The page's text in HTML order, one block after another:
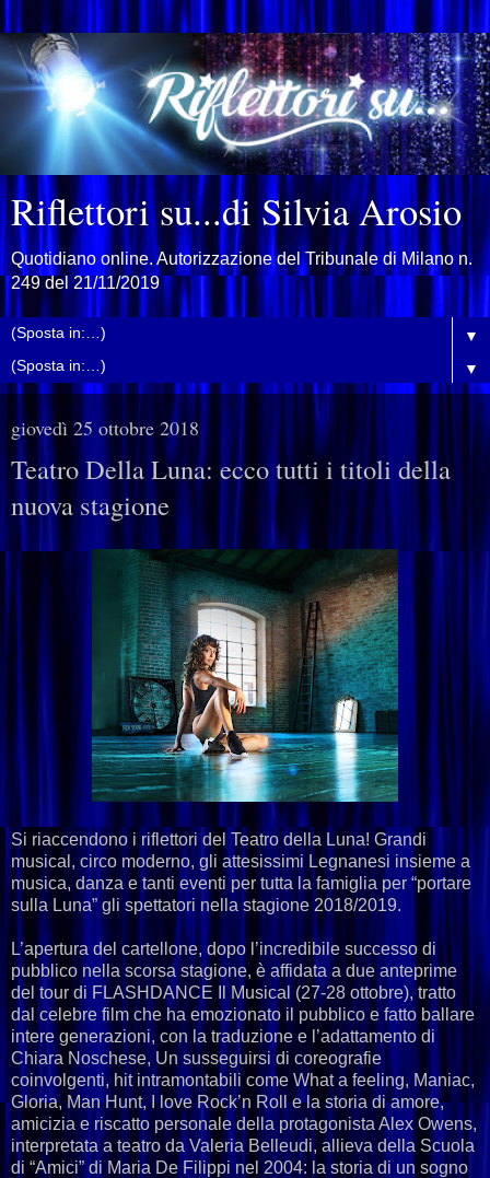
Riflettori su...di Silvia Arosio
Quotidiano online. Autorizzazione del Tribunale di Milano n.
249 del 21/11/2019
▼
▼
giovedì 25 ottobre 2018
Teatro Della Luna: ecco tutti i titoli della
nuova stagione
Si riaccendono i riflettori del Teatro della Luna! Grandi
musical, circo moderno, gli attesissimi Legnanesi insieme a
musica, danza e tanti eventi per tutta la famiglia per “portare
sulla Luna” gli spettatori nella stagione 2018/2019.
L’apertura del cartellone, dopo l’incredibile successo di
pubblico nella scorsa stagione, è affidata a due anteprime
del tour di FLASHDANCE Il Musical (27-28 ottobre), tratto
dal celebre film che ha emozionato il pubblico e fatto ballare
intere generazioni, con la traduzione e l’adattamento di
Chiara Noschese, Un susseguirsi di coreografie
coinvolgenti, hit intramontabili come What a feeling, Maniac,
Gloria, Man Hunt, I love Rock’n Roll e la storia di amore,
amicizia e riscatto personale della protagonista Alex Owens,
interpretata a teatro da Valeria Belleudi, allieva della Scuola
di “Amici” di Maria De Filippi nel 2004: la storia di un sogno